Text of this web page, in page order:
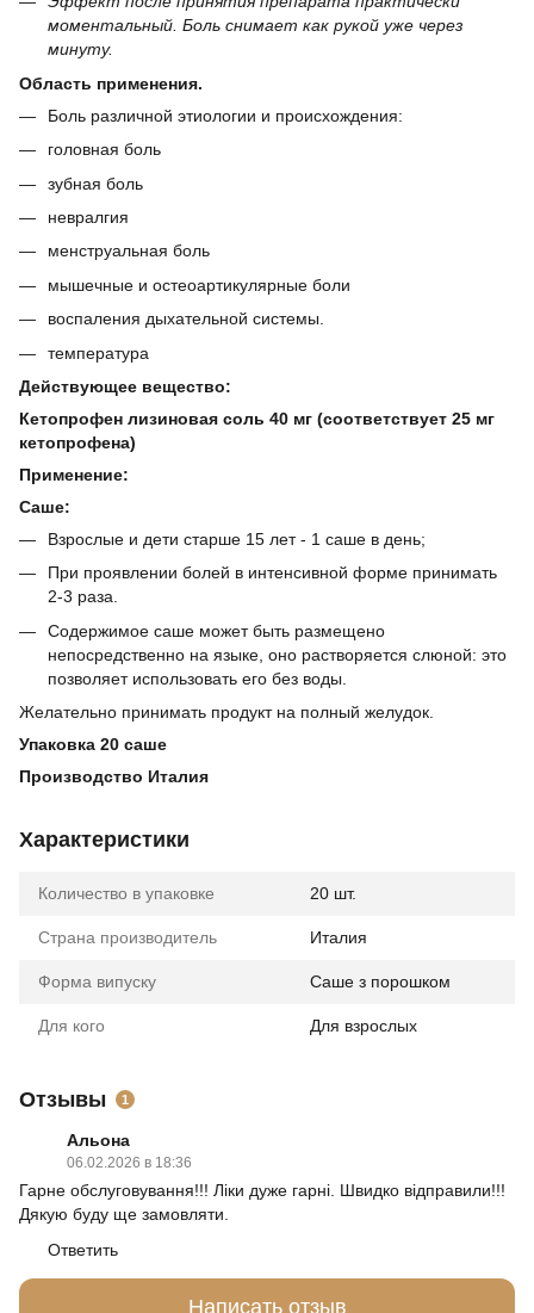
моментальный. Боль снимает как рукой уже через
минуту.
Область применения.
Боль различной этиологии и происхождения:
головная боль
зубная боль
невралгия
менструальная боль
мышечные и остеоартикулярные боли
воспаления дыхательной системы.
температура
Действующее вещество:
Кетопрофен лизиновая соль 40 мг (соответствует 25 мг
кетопрофена)
Применение:
Саше:
Взрослые и дети старше 15 лет - 1 саше в день;
При проявлении болей в интенсивной форме принимать
2-3 раза.
Содержимое саше может быть размещено
непосредственно на языке, оно растворяется слюной: это
позволяет использовать его без воды.
Желательно принимать продукт на полный желудок.
Упаковка 20 саше
Производство Италия
Характеристики
Количество в упаковке 20 шт.
Страна производитель Италия
Форма випуску Cаше з порошком
Для кого Для взрослых
Отзывы 1
Альона
06.02.2026 в 18:36
Гарне обслуговування!!! Ліки дуже гарні. Швидко відправили!!!
Дякую буду ще замовляти.
Ответить
Написать отзыв